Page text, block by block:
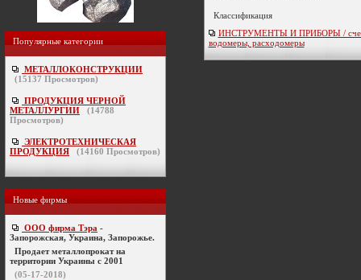
Популярные категории
МЕТАЛЛОКОНСТРУКЦИИ
(15137 Просмотров)
ПРОДУКЦИЯ ЧЕРНОЙ
МЕТАЛЛУРГИИ
(14788
Просмотров)
ЭЛЕКТРОТЕХНИЧЕСКАЯ
ПРОДУКЦИЯ
(14160 Просмотров)
Новые фирмы
ООО фирма Тэра -
Запорожская, Украина, Запорожье.
Продает металлопрокат на
территории Украины с 2001
(05-17-2018)
Классификация
ИНСТРУМЕНТЫ И ПРИБОРЫ /
водомеры, расходомеры